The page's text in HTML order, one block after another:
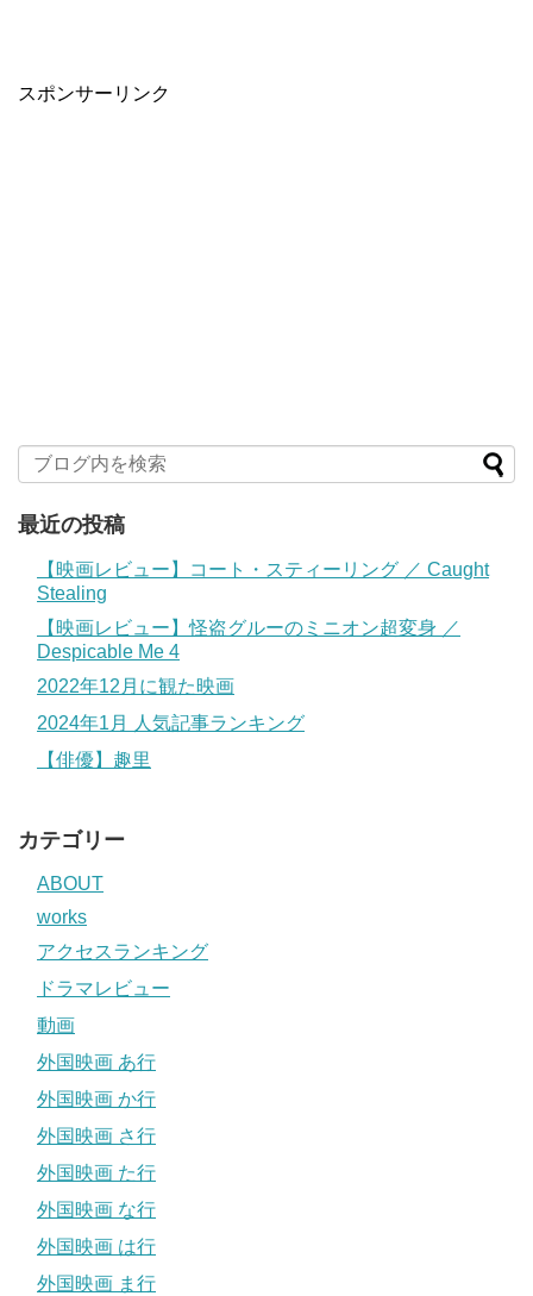
スポンサーリンク
最近の投稿
【映画レビュー】コート・スティーリング ／ Caught
Stealing
【映画レビュー】怪盗グルーのミニオン超変身 ／
Despicable Me 4
2022年12月に観た映画
2024年1月 人気記事ランキング
【俳優】趣里
カテゴリー
ABOUT
works
アクセスランキング
ドラマレビュー
動画
外国映画 あ行
外国映画 か行
外国映画 さ行
外国映画 た行
外国映画 な行
外国映画 は行
外国映画 ま行